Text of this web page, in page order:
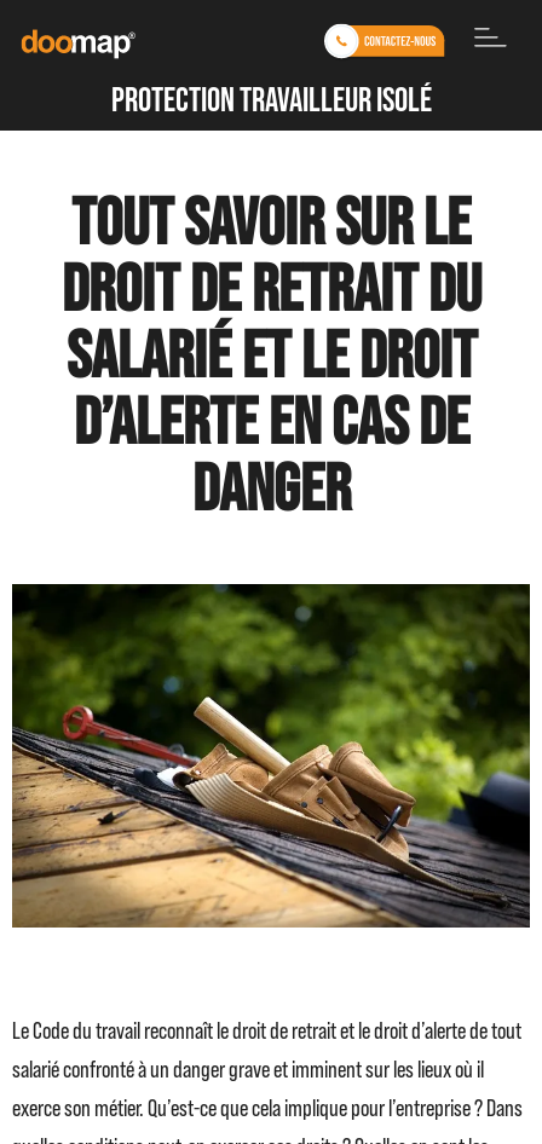
protection travailleur isolé
Tout savoir sur le
droit de retrait du
salarié et le droit
d’alerte en cas de
danger
Le Code du travail reconnaît le droit de retrait et le droit d’alerte de tout
salarié confronté à un danger grave et imminent sur les lieux où il
exerce son métier. Qu’est-ce que cela implique pour l’entreprise ? Dans